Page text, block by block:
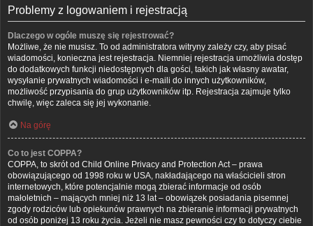
Problemy z logowaniem i rejestracją
Dlaczego w ogóle muszę się rejestrować?
Możliwe, że nie musisz. To od administratora witryny zależy czy, aby pisać
wiadomości, konieczna jest rejestracja. Niemniej rejestracja umożliwia dostęp
do dodatkowych funkcji niedostępnych dla gości, takich jak własny awatar,
wysyłanie prywatnych wiadomości i e-maili do innych użytkowników,
możliwość przypisania do grup użytkowników itp. Rejestracja zajmuje tylko
chwilę, więc zaleca się jej wykonanie.
Na górę
Co to jest COPPA?
COPPA, to skrót od Child Online Privacy and Protection Act – prawa
obowiązującego od 1998 roku w USA, nakładającego na właścicieli stron
internetowych, które potencjalnie mogą zbierać informacje od osób
małoletnich – mających mniej niż 13 lat – obowiązek posiadania pisemnej
zgody rodziców lub opiekunów prawnych na zbieranie informacji prywatnych
od osób poniżej 13 roku życia. Jeżeli nie masz pewności czy to dotyczy ciebie